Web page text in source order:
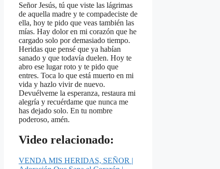
Señor Jesús, tú que viste las lágrimas
de aquella madre y te compadeciste de
ella, hoy te pido que veas también las
mías. Hay dolor en mi corazón que he
cargado solo por demasiado tiempo.
Heridas que pensé que ya habían
sanado y que todavía duelen. Hoy te
abro ese lugar roto y te pido que
entres. Toca lo que está muerto en mi
vida y hazlo vivir de nuevo.
Devuélveme la esperanza, restaura mi
alegría y recuérdame que nunca me
has dejado solo. En tu nombre
poderoso, amén.
Video relacionado:
VENDA MIS HERIDAS, SEÑOR |